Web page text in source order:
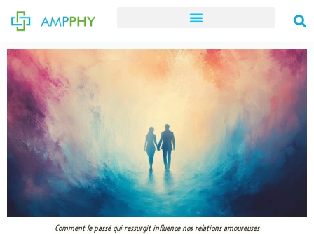
Comment le passé qui ressurgit influence nos relations amoureuses